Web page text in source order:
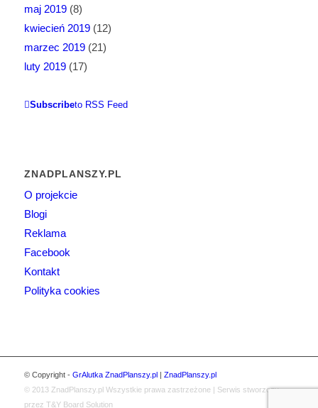
maj 2019(8)
kwiecień 2019(12)
marzec 2019(21)
luty 2019(17)
Subscribeto RSS Feed
ZNADPLANSZY.PL
O projekcie
Blogi
Reklama
Facebook
Kontakt
Polityka cookies
© Copyright - GrAlutka ZnadPlanszy.pl| ZnadPlanszy.pl
© 2013 ZnadPlanszy.plWszystkie prawa zastrzeżone | Serwis stworzony
przez T&Y Board Solution